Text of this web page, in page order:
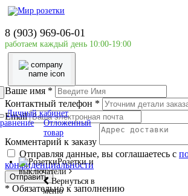
8 (903) 969-06-01
работаем каждый день 10:00-19:00
Личный кабинет
Отложенный
товар
Розетки и
выключатели
Вернуться в
меню
Главная страница
DEKraft
Авт. выкл. 4Р 10А х-ка C ВА-101
Ваше имя *
Контактный телефон *
Email
Комментарий к заказу
Отправляя данные, вы соглашаетесь с
конфиденциальности
Отправить
* Обязательно к заполнению